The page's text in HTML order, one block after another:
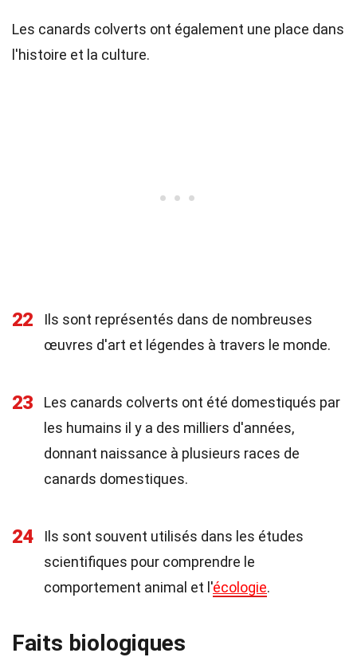
Les canards colverts ont également une place dans
l'histoire et la culture.
22
Ils sont représentés dans de nombreuses
œuvres d'art et légendes à travers le monde.
23
Les canards colverts ont été domestiqués par
les humains il y a des milliers d'années,
donnant naissance à plusieurs races de
canards domestiques.
24
Ils sont souvent utilisés dans les études
scientifiques pour comprendre le
comportement animal et l'écologie.
Faits biologiques